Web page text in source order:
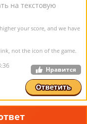
на текстовую
your score, and we have
not the icon of the game.
Нравится
Ответить